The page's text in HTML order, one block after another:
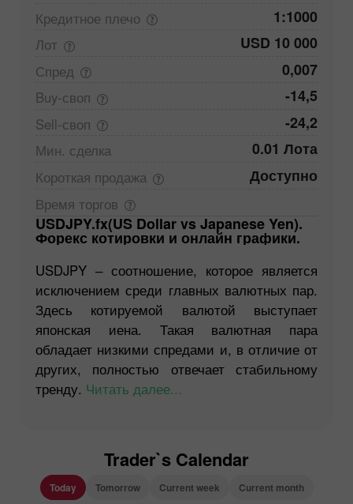
Кредитное плечо 1:1000
Лот USD 10 000
Спред 0,007
Buy-своп -14,5
Sell-своп -24,2
Мин. сделка 0.01 Лота
Короткая продажа Доступно
Время торгов
USDJPY.fx(US Dollar vs Japanese Yen).
Форекс котировки и онлайн графики.
USDJPY ‒ соотношение, которое является
исключением среди главных валютных пар.
Здесь котируемой валютой выступает
японская иена. Такая валютная пара
обладает низкими спредами и, в отличие от
других, полностью отвечает стабильному
тренду. Читать далее...
Trader`s Calendar
Today Tomorrow Current week Current month